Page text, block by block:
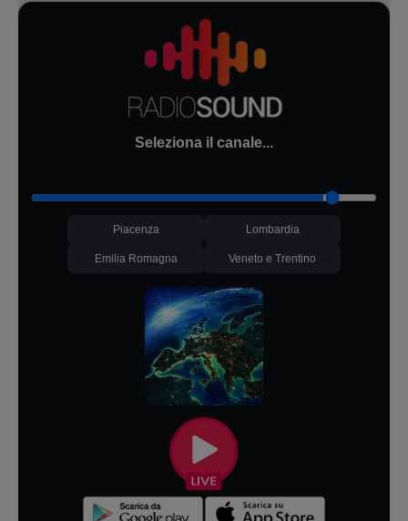
Seleziona il canale...
Piacenza Lombardia
Emilia Romagna Veneto e Trentino